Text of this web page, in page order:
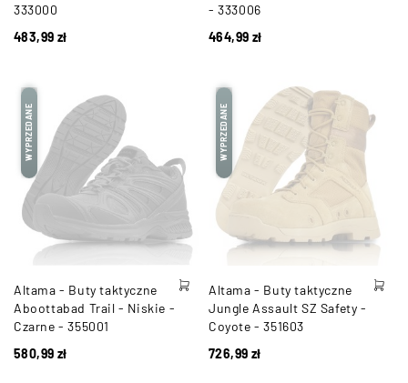
333000
483,99 zł
- 333006
464,99 zł
WYPRZEDANE
Altama - Buty taktyczne
Aboottabad Trail - Niskie -
Czarne - 355001
580,99 zł
WYPRZEDANE
Altama - Buty taktyczne
Jungle Assault SZ Safety -
Coyote - 351603
726,99 zł